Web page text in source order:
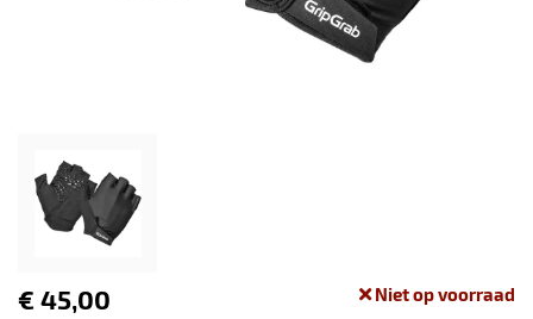
€ 45,00 Niet op voorraad